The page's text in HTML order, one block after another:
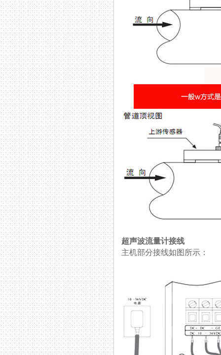
超声波流量计接线
主机部分接线如图所示：